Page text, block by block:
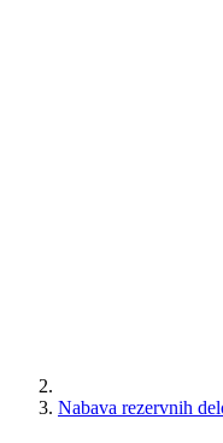
Nabava rezervnih